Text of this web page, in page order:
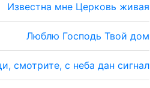
Известна мне Церковь живая
Люблю Господь Твой дом
смотрите, с неба дан сигнал